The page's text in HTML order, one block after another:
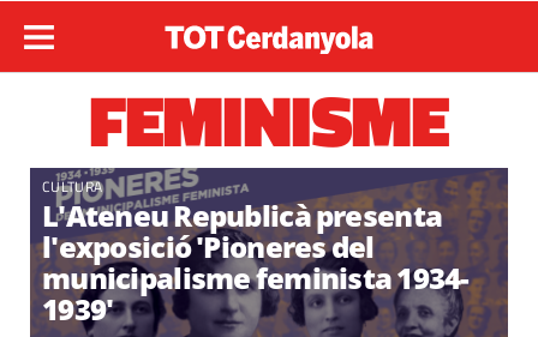
FEMINISME
CULTURA
L'Ateneu Republicà presenta
l'exposició 'Pioneres del
municipalisme feminista 1934-
1939'